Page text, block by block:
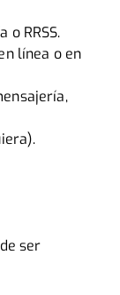
RRSS.
línea o en
ser